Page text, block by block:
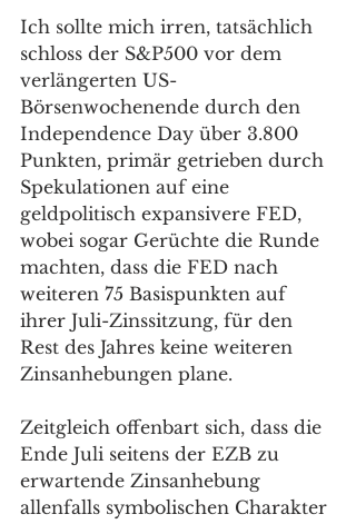
Ich sollte mich irren, tatsächlich
schloss der S&P500 vor dem
verlängerten US-
Börsenwochenende durch den
Independence Day über 3.800
Punkten, primär getrieben durch
Spekulationen auf eine
geldpolitisch expansivere FED,
wobei sogar Gerüchte die Runde
machten, dass die FED nach
weiteren 75 Basispunkten auf
ihrer Juli-Zinssitzung, für den
Rest des Jahres keine weiteren
Zinsanhebungen plane.
Zeitgleich offenbart sich, dass die
Ende Juli seitens der EZB zu
erwartende Zinsanhebung
allenfalls symbolischen Charakter